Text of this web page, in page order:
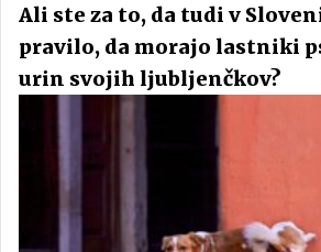
Ali ste za to, da tudi v
pravilo, da morajo lastniki
urin svojih ljubljenčkov?